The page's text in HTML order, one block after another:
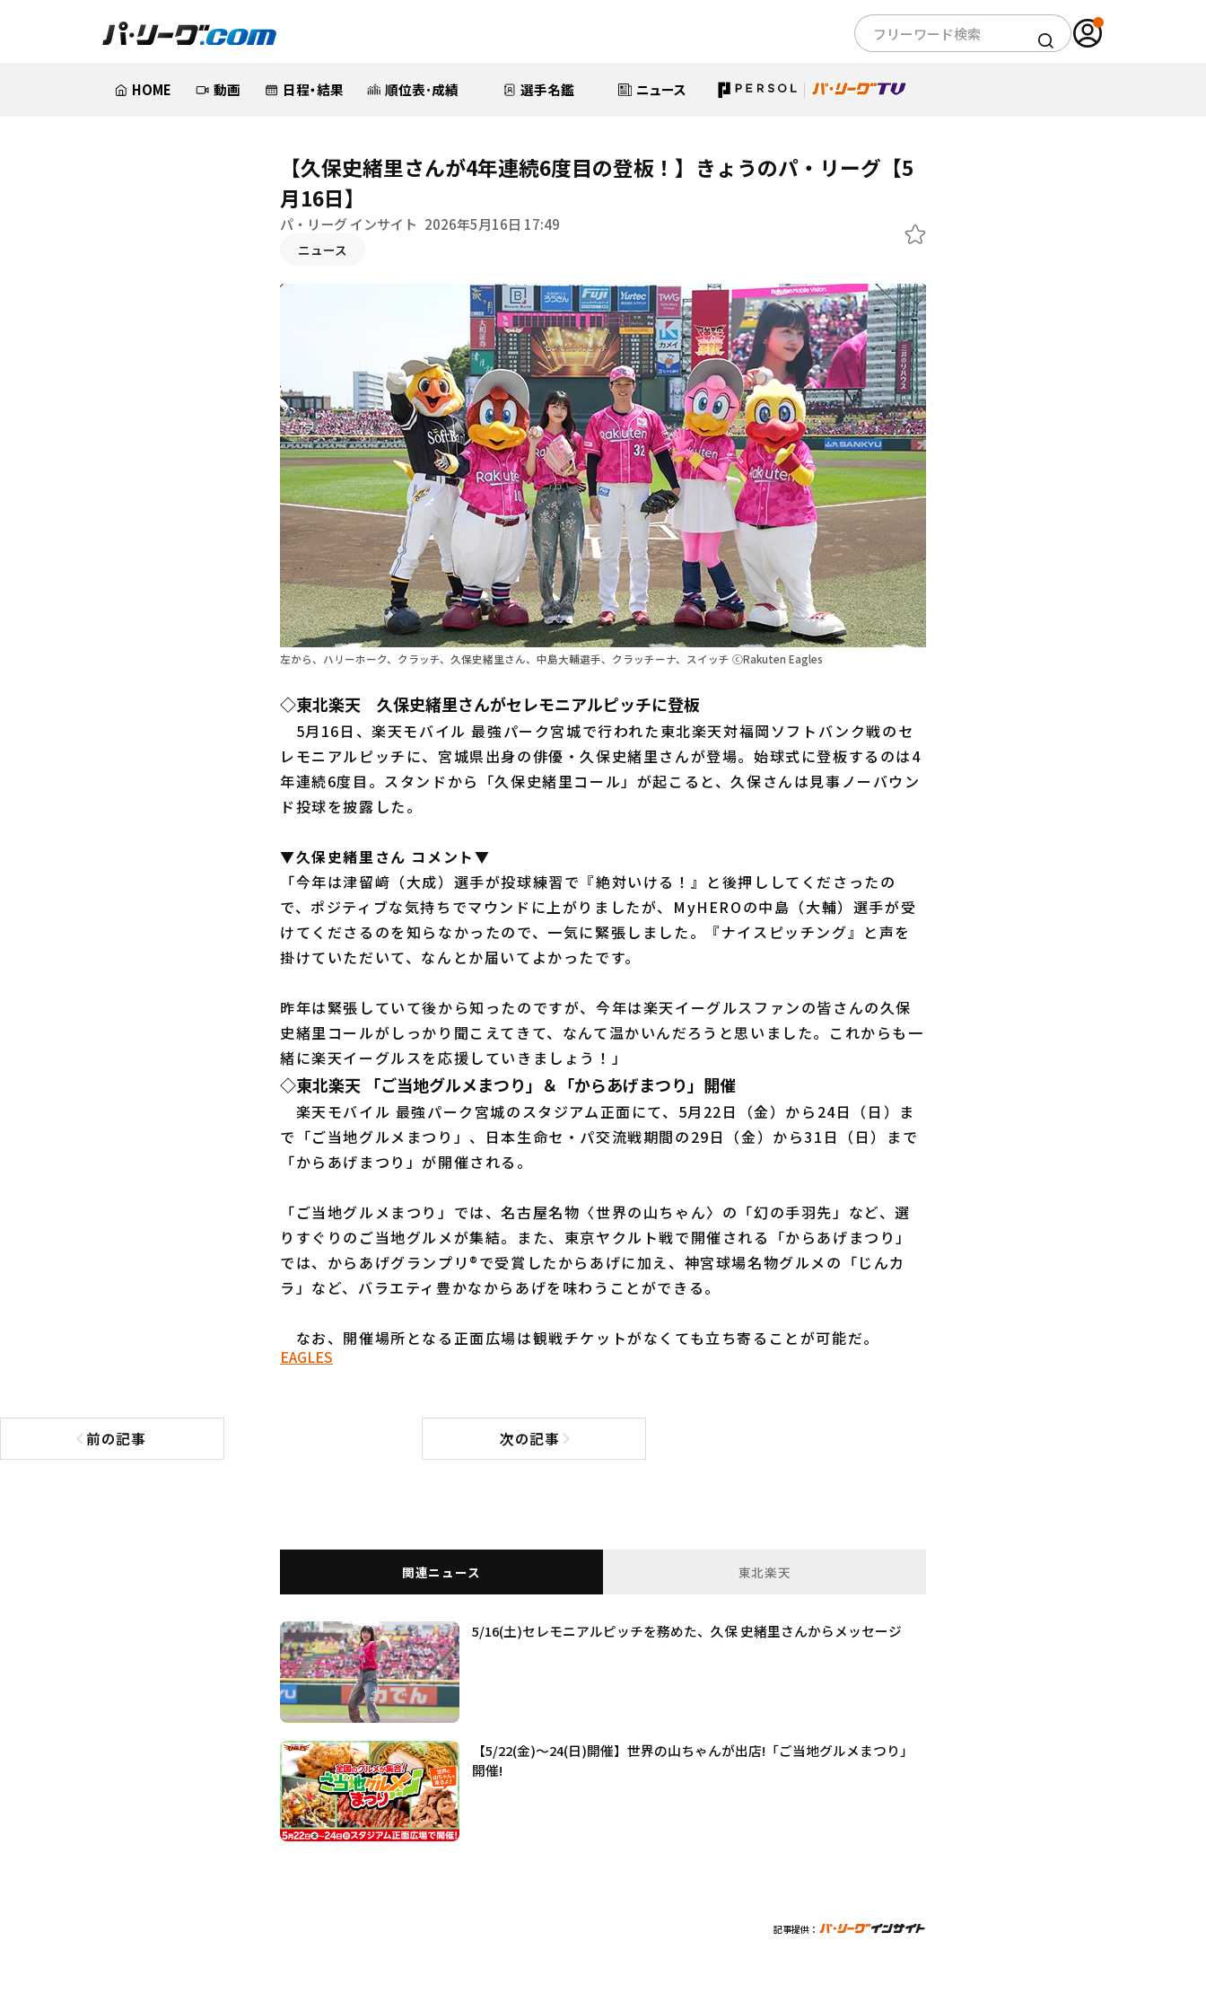
HOME 動画 日程・結果 順位表･成績 選手名鑑 ニュース
【久保史緒里さんが4年連続6度目の登板！】きょうのパ・リーグ【5
月16日】
パ・リーグ インサイト 2026年5月16日 17:49
ニュース
左から、ハリーホーク、クラッチ、久保史緒里さん、中島大輔選手、クラッチーナ、スイッチ ⓒRakuten Eagles
◇東北楽天 久保史緒里さんがセレモニアルピッチに登板
5月16日、楽天モバイル 最強パーク宮城で行われた東北楽天対福岡ソフトバンク戦のセ
レモニアルピッチに、宮城県出身の俳優・久保史緒里さんが登場。始球式に登板するのは4
年連続6度目。スタンドから「久保史緒里コール」が起こると、久保さんは見事ノーバウン
ド投球を披露した。
▼久保史緒里さん コメント▼
「今年は津留﨑（大成）選手が投球練習で『絶対いける！』と後押ししてくださったの
で、ポジティブな気持ちでマウンドに上がりましたが、MyHEROの中島（大輔）選手が受
けてくださるのを知らなかったので、一気に緊張しました。『ナイスピッチング』と声を
掛けていただいて、なんとか届いてよかったです。
昨年は緊張していて後から知ったのですが、今年は楽天イーグルスファンの皆さんの久保
史緒里コールがしっかり聞こえてきて、なんて温かいんだろうと思いました。これからも一
緒に楽天イーグルスを応援していきましょう！」
◇東北楽天 「ご当地グルメまつり」＆「からあげまつり」開催
楽天モバイル 最強パーク宮城のスタジアム正面にて、5月22日（金）から24日（日）ま
で「ご当地グルメまつり」、日本生命セ・パ交流戦期間の29日（金）から31日（日）まで
「からあげまつり」が開催される。
「ご当地グルメまつり」では、名古屋名物〈世界の山ちゃん〉の「幻の手羽先」など、選
りすぐりのご当地グルメが集結。また、東京ヤクルト戦で開催される「からあげまつり」
では、からあげグランプリ®で受賞したからあげに加え、神宮球場名物グルメの「じんカ
ラ」など、バラエティ豊かなからあげを味わうことができる。
なお、開催場所となる正面広場は観戦チケットがなくても立ち寄ることが可能だ。
EAGLES
前の記事
前の記事へ 次の記事次の記事へ
関連ニュース 東北楽天
5/16(土)セレモニアルピッチを務めた、久保 史緒里さんからメッセージ
【5/22(金)～24(日)開催】世界の山ちゃんが出店!「ご当地グルメまつり」
開催!
記事提供：